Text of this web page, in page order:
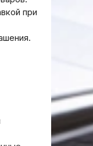
при
или
символов.